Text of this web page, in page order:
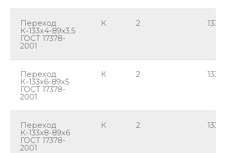
Переход
К-133х4-89х3,5
ГОСТ 17378-
2001
К 2 133
Переход
К-133х6-89х5
ГОСТ 17378-
2001
К 2 133
Переход
К-133х8-89х6
ГОСТ 17378-
2001
К 2 133